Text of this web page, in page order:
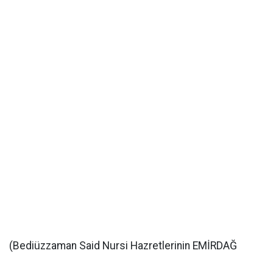
(Bediüzzaman Said Nursi Hazretlerinin EMİRDAĞ